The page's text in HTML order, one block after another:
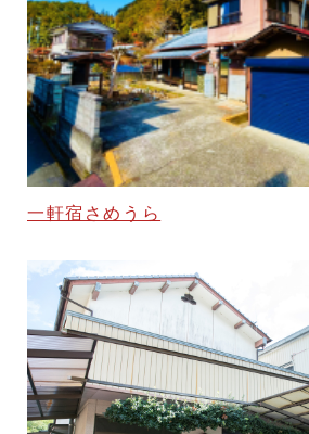
一軒宿さめうら